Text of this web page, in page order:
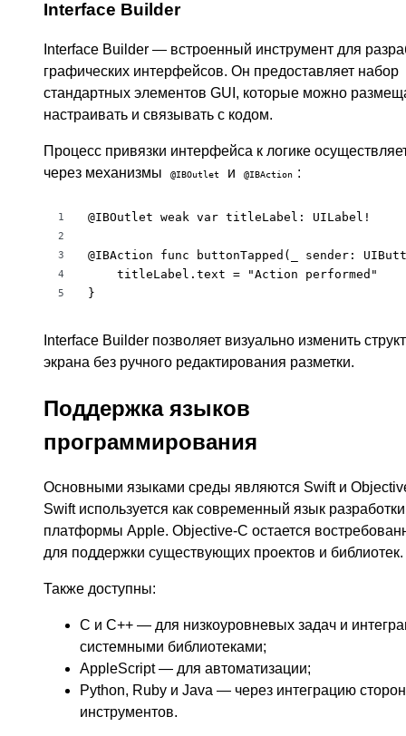
Interface Builder
Interface Builder — встроенный инструмент для
графических интерфейсов. Он предоставляет набор
стандартных элементов GUI, которые можно
настраивать и связывать с кодом.
Процесс привязки интерфейса к логике
через механизмы
@IBOutlet и @IBAction :
1
2
3
4
5
@IBOutlet weak var titleLabel: UILabel!
@IBAction func buttonTapped(_ sender:
    titleLabel.text = "Action performed"
}
Interface Builder позволяет визуально изменить
экрана без ручного редактирования разметки.
Поддержка языков
программирования
Основными языками среды являются Swift и
Swift используется как современный язык
платформы Apple. Objective-C остается
для поддержки существующих проектов и библиотек.
Также доступны:
C и C++ — для низкоуровневых задач и
системными библиотеками;
AppleScript — для автоматизации;
Python, Ruby и Java — через интеграцию
инструментов.